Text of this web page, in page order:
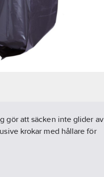
gör att säcken inte glider av
krokar med hållare för